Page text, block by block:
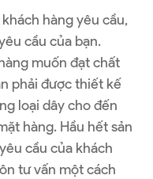
hàng yêu cầu,
cầu của bạn.
muốn đạt chất
phải được thiết kế
loại dây cho đến
hàng. Hầu hết sản
cầu của khách
tư vấn một cách